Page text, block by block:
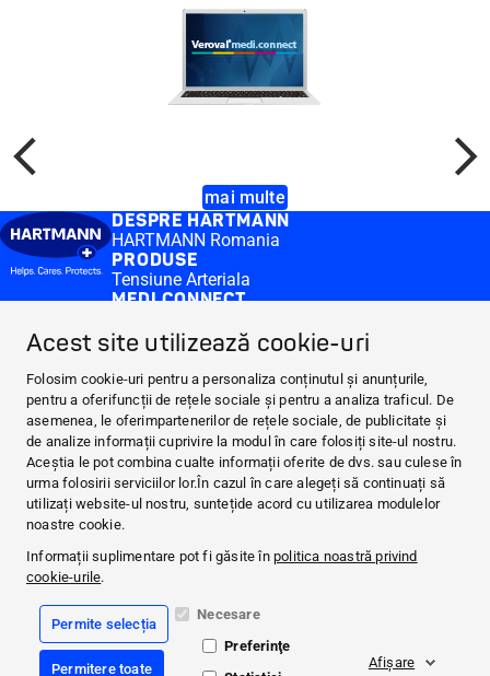
Acest site utilizează cookie-uri
Folosim cookie-uri pentru a personaliza conținutul și anunțurile,
pentru a oferifuncții de rețele sociale și pentru a analiza traficul. De
asemenea, le oferimpartenerilor de rețele sociale, de publicitate și
de analize informații cuprivire la modul în care folosiți site-ul nostru.
Aceștia le pot combina cualte informații oferite de dvs. sau culese în
urma folosirii serviciilor lor.În cazul în care alegeți să continuați să
utilizați website-ul nostru, suntețide acord cu utilizarea modulelor
noastre cookie.
Informații suplimentare pot fi găsite în politica noastră privind
cookie-urile.
Permite selecția
Permitere toate
Necesare
Preferinţe
Afişare
Anterior
mai multe
DESPRE HARTMANN
HARTMANN Romania
PRODUSE
Tensiune Arteriala
MEDI.CONNECT
Aplicația Veroval® medi.connect
Medi.connect Login
Cum ne puteti contacta
FAQ
DESPRE HARTMANN
PRODUSE
MEDI.CONNECT
Facebook
YouTube
CookiePolicy
Legal